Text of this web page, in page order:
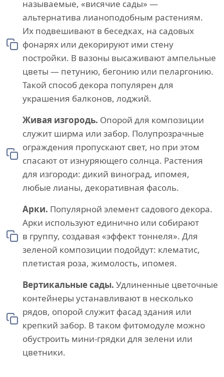
называемые, «висячие сады» —
альтернатива лианоподобным растениям.
Их подвешивают в беседках, на садовых
фонарях или декорируют ими стену
постройки. В вазоны высаживают ампельные
цветы — петунию, бегонию или пеларгонию.
Такой способ декора популярен для
украшения балконов, лоджий.
Живая изгородь. Опорой для композиции
служит ширма или забор. Полупрозрачные
ограждения пропускают свет, но при этом
спасают от изнуряющего солнца. Растения
для изгороди: дикий виноград, ипомея,
любые лианы, декоративная фасоль.
Арки. Популярной элемент садового декора.
Арки используют единично или собирают
в группу, создавая «эффект тоннеля». Для
зеленой композиции подойдут: клематис,
плетистая роза, жимолость, ипомея.
Вертикальные сады. Удлиненные цветочные
контейнеры устанавливают в несколько
рядов, опорой служит фасад здания или
крепкий забор. В таком фитомодуле можно
обустроить мини-грядки для зелени или
цветники.